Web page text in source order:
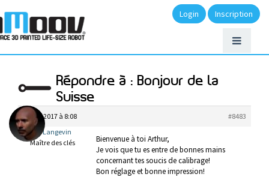
Login Inscription
Répondre à : Bonjour de la
Suisse
mai 2, 2017 à 8:08
#8483
Gael Langevin
Maître des clés
Bienvenue à toi Arthur,
Je vois que tu es entre de bonnes mains
concernant tes soucis de calibrage!
Bon réglage et bonne impression!